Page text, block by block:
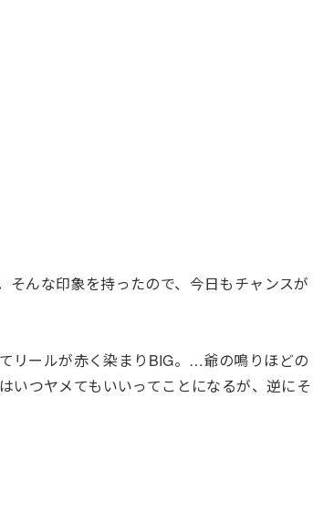
んな印象を持ったので、今日もチャンスが
リールが赤く染まりBIG。…爺の鳴りほどの
いつヤメてもいいってことになるが、逆にそ